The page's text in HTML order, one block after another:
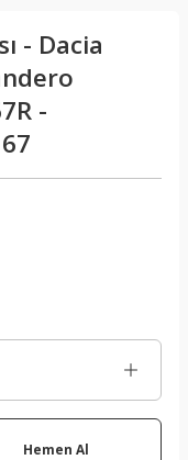
- Dacia
-
Hemen Al